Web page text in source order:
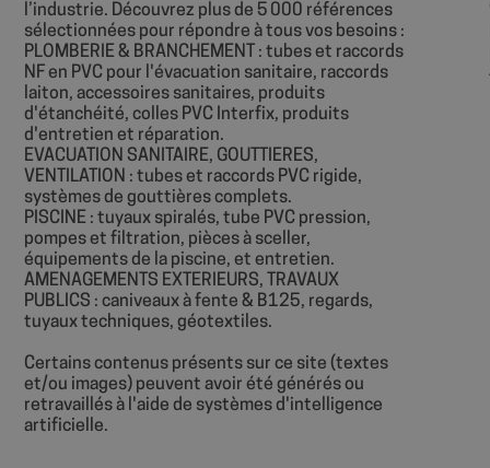
l’industrie. Découvrez plus de 5 000 références
sélectionnées pour répondre à tous vos besoins :
PLOMBERIE & BRANCHEMENT : tubes et raccords
NF en PVC pour l'évacuation sanitaire, raccords
laiton, accessoires sanitaires, produits
d'étanchéité, colles PVC Interfix, produits
d'entretien et réparation.
EVACUATION SANITAIRE, GOUTTIERES,
VENTILATION : tubes et raccords PVC rigide,
systèmes de gouttières complets.
PISCINE : tuyaux spiralés, tube PVC pression,
pompes et filtration, pièces à sceller,
équipements de la piscine, et entretien.
AMENAGEMENTS EXTERIEURS, TRAVAUX
PUBLICS : caniveaux à fente & B125, regards,
tuyaux techniques, géotextiles.
Certains contenus présents sur ce site (textes
et/ou images) peuvent avoir été générés ou
retravaillés à l'aide de systèmes d'intelligence
artificielle.
__Secure-
ROLLOUT_TOKEN